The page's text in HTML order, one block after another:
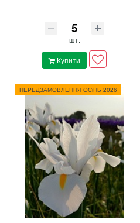
шт.
Купити
ПЕРЕДЗАМОВЛЕННЯ ОСіНЬ 2026